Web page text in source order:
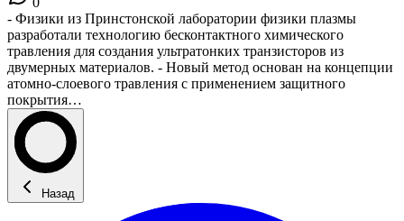
- Физики из Принстонской лаборатории физики плазмы
разработали технологию бесконтактного химического
травления для создания ультратонких транзисторов из
двумерных материалов. - Новый метод основан на концепции
атомно-слоевого травления с применением защитного
покрытия…
Назад